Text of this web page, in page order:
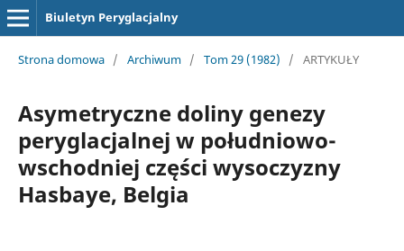
Biuletyn Peryglacjalny
Strona domowa / Archiwum / Tom 29 (1982) / ARTYKUŁY
Asymetryczne doliny genezy
peryglacjalnej w południowo-
wschodniej części wysoczyzny
Hasbaye, Belgia